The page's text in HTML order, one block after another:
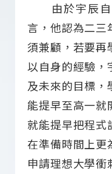
由於宇辰自
言，他認為二三
須兼顧，若要再
以自身的經驗，
及未來的目標，
能提早至高一
就能提早把程
在準備時間上更
申請理想大學